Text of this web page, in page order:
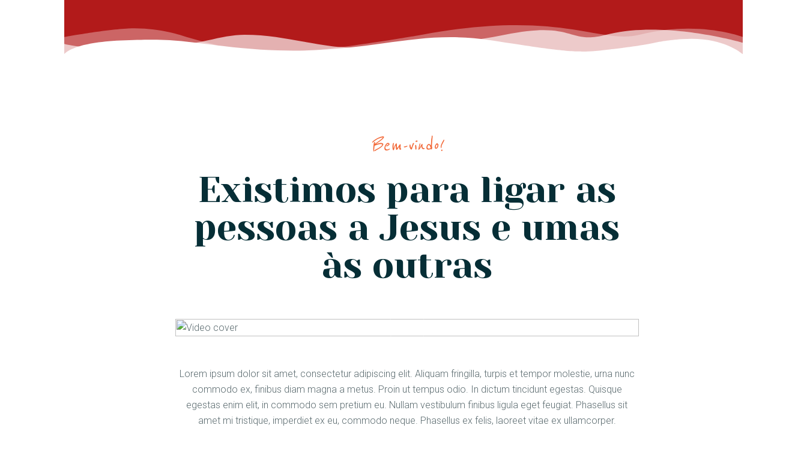
Bem-vindo!
Existimos para ligar as
pessoas a Jesus e umas
às outras
Lorem ipsum dolor sit amet, consectetur adipiscing elit. Aliquam fringilla, turpis et tempor molestie, urna nunc
commodo ex, finibus diam magna a metus. Proin ut tempus odio. In dictum tincidunt egestas. Quisque
egestas enim elit, in commodo sem pretium eu. Nullam vestibulum finibus ligula eget feugiat. Phasellus sit
amet mi tristique, imperdiet ex eu, commodo neque. Phasellus ex felis, laoreet vitae ex ullamcorper.